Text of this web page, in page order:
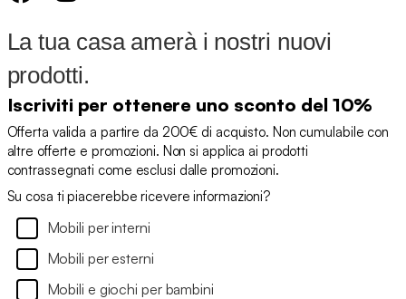
La tua casa amerà i nostri nuovi
prodotti.
Iscriviti per ottenere uno sconto del 10%
Offerta valida a partire da 200€ di acquisto. Non cumulabile con
altre offerte e promozioni. Non si applica ai prodotti
contrassegnati come esclusi dalle promozioni.
Su cosa ti piacerebbe ricevere informazioni?
Mobili per interni
Mobili per esterni
Mobili e giochi per bambini